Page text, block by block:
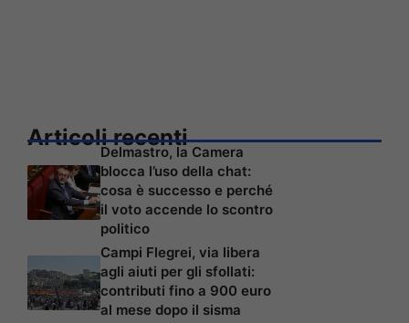
Articoli recenti
Delmastro, la Camera
blocca l’uso della chat:
cosa è successo e perché
il voto accende lo scontro
politico
Campi Flegrei, via libera
agli aiuti per gli sfollati:
contributi fino a 900 euro
al mese dopo il sisma